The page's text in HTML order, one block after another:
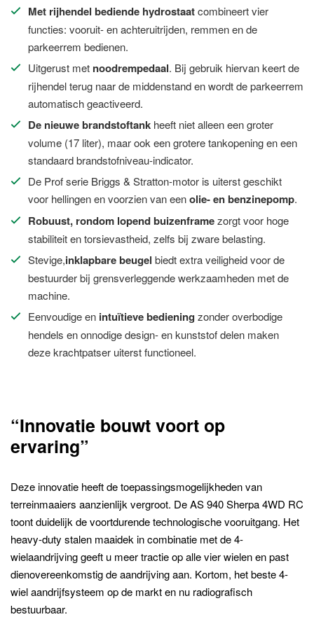
Met rijhendel bediende hydrostaatcombineert vier
functies: vooruit- en achteruitrijden, remmen en de
parkeerrem bedienen.
Uitgerust met noodrempedaal. Bij gebruik hiervan keert de
rijhendel terug naar de middenstand en wordt de parkeerrem
automatisch geactiveerd.
De nieuwe brandstoftank heeft niet alleen een groter
volume (17 liter), maar ook een grotere tankopening en een
standaard brandstofniveau-indicator.
De Prof serie Briggs & Stratton-motor is uiterst geschikt
voor hellingen en voorzien van eenolie- en benzinepomp.
Robuust, rondom lopend buizenframezorgt voor hoge
stabiliteit en torsievastheid, zelfs bij zware belasting.
Stevige,inklapbare beugel biedt extra veiligheid voor de
bestuurder bij grensverleggende werkzaamheden met de
machine.
Eenvoudige en intuïtieve bediening zonder overbodige
hendels en onnodige design- en kunststof delen maken
deze krachtpatser uiterst functioneel.
“Innovatie bouwt voort op
ervaring”
Deze innovatie heeft de toepassingsmogelijkheden van
terreinmaaiers aanzienlijk vergroot. De AS 940 Sherpa 4WD RC
toont duidelijk de voortdurende technologische vooruitgang. Het
heavy-duty stalen maaidek in combinatie met de4-
wielaandrijving geeft u meer tractie op alle vier wielen en past
dienovereenkomstig de aandrijving aan. Kortom, het beste 4-
wiel aandrijfsysteem op de markt en nu radiografisch
bestuurbaar.